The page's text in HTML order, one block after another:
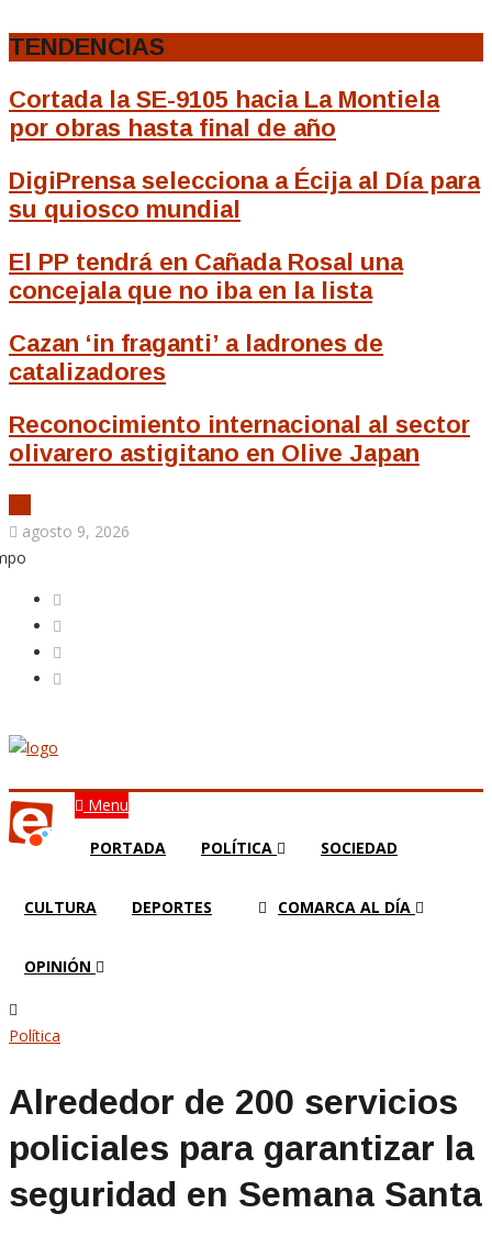
TENDENCIAS
Cortada la SE-9105 hacia La Montiela
por obras hasta final de año
DigiPrensa selecciona a Écija al Día para
su quiosco mundial
El PP tendrá en Cañada Rosal una
concejala que no iba en la lista
Cazan ‘in fraganti’ a ladrones de
catalizadores
Reconocimiento internacional al sector
olivarero astigitano en Olive Japan
agosto 9, 2026
Menu
PORTADA POLÍTICA SOCIEDAD
CULTURA DEPORTES COMARCA AL DÍA
OPINIÓN
Política
Alrededor de 200 servicios
policiales para garantizar la
seguridad en Semana Santa